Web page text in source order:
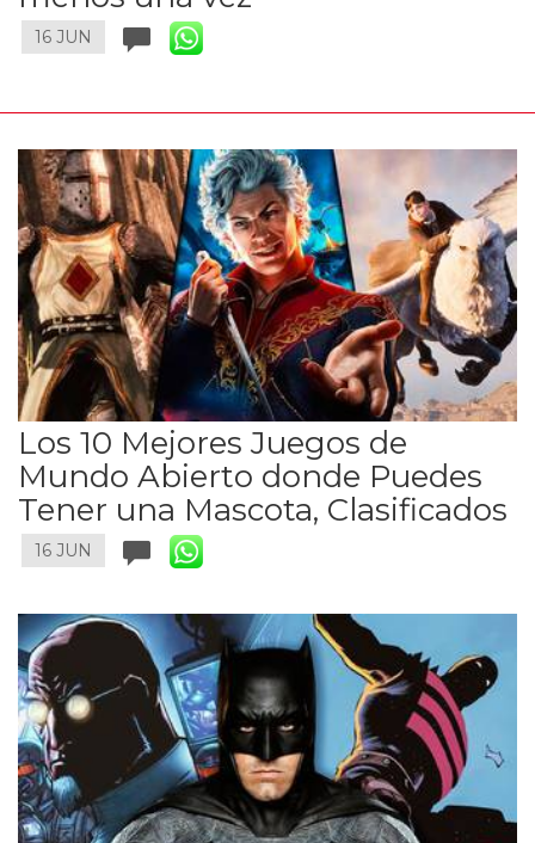
16 JUN
Los 10 Mejores Juegos de
Mundo Abierto donde Puedes
Tener una Mascota, Clasificados
16 JUN